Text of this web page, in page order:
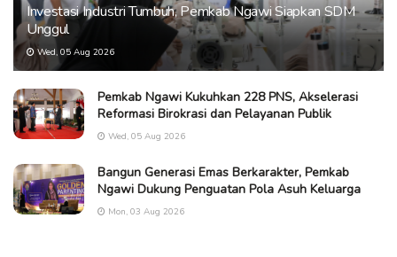
Investasi Industri Tumbuh, Pemkab Ngawi Siapkan SDM
Unggul
Wed, 05 Aug 2026
Pemkab Ngawi Kukuhkan 228 PNS, Akselerasi
Reformasi Birokrasi dan Pelayanan Publik
Wed, 05 Aug 2026
Bangun Generasi Emas Berkarakter, Pemkab
Ngawi Dukung Penguatan Pola Asuh Keluarga
Mon, 03 Aug 2026